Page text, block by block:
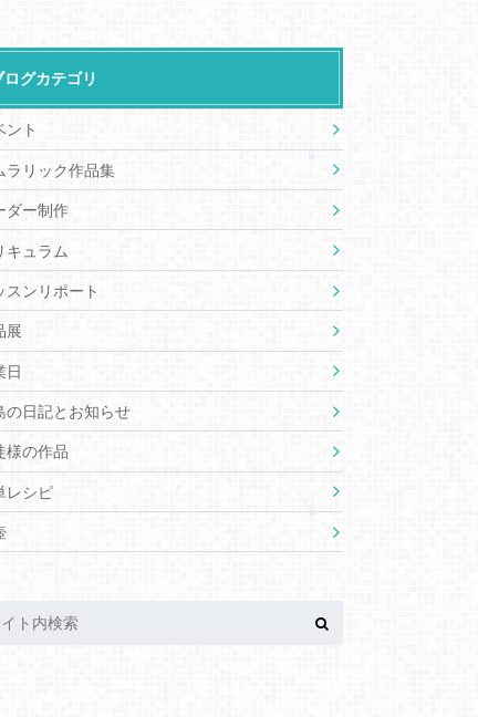
ログカテゴリ
ント
ラリック作品集
ダー制作
キュラム
スンリポート
展
日
の日記とお知らせ
様の作品
レシピ